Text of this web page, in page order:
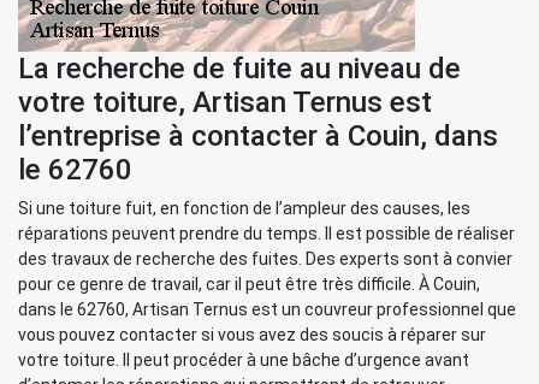
La recherche de fuite au niveau de
votre toiture, Artisan Ternus est
l’entreprise à contacter à Couin, dans
le 62760
Si une toiture fuit, en fonction de l’ampleur des causes, les
réparations peuvent prendre du temps. Il est possible de réaliser
des travaux de recherche des fuites. Des experts sont à convier
pour ce genre de travail, car il peut être très difficile. À Couin,
dans le 62760, Artisan Ternus est un couvreur professionnel que
vous pouvez contacter si vous avez des soucis à réparer sur
votre toiture. Il peut procéder à une bâche d’urgence avant